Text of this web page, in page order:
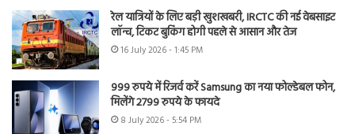
रेल यात्रियों के लिए बड़ी खुशखबरी, IRCTC की नई वेबसाइट
लॉन्च, टिकट बुकिंग होगी पहले से आसान और तेज
16 July 2026 - 1:45 PM
999 रुपये में रिजर्व करें Samsung का नया फोल्डेबल फोन,
मिलेंगे 2799 रुपये के फायदे
8 July 2026 - 5:54 PM